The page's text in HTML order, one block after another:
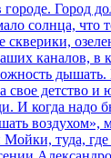
Город
солнца, что
скверики,
каналов, в
дышать.
свое детство и
И когда надо
воздухом»,
Мойки, туда,